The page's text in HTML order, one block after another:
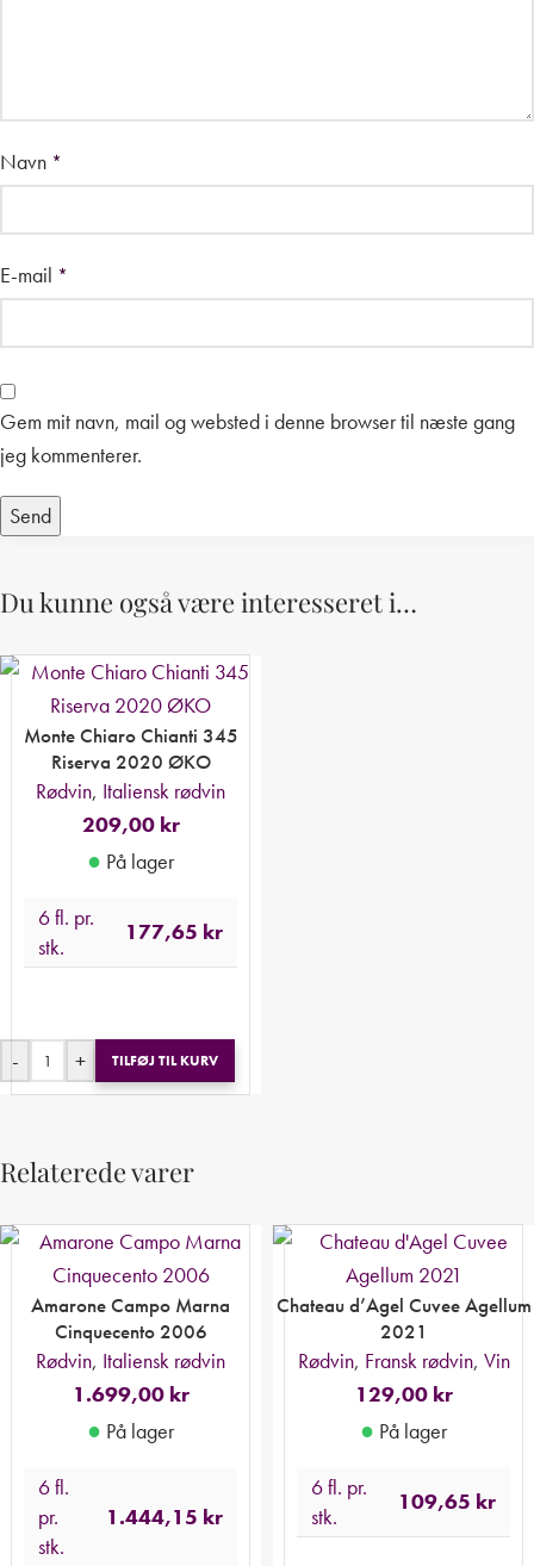
Navn *
E-mail *
Gem mit navn, mail og websted i denne browser til næste gang
jeg kommenterer.
Du kunne også være interesseret i…
Monte Chiaro Chianti 345
Riserva 2020 ØKO
Rødvin, Italiensk rødvin
209,00 kr
● På lager
6 fl. pr.
stk.
177,65 kr
- + TILFØJ TIL KURV
Relaterede varer
Amarone Campo Marna
Cinquecento 2006
Rødvin, Italiensk rødvin
1.699,00 kr
● På lager
6 fl.
pr.
stk.
1.444,15 kr
Chateau d’Agel Cuvee Agellum
2021
Rødvin, Fransk rødvin, Vin
129,00 kr
● På lager
6 fl. pr.
stk.
109,65 kr